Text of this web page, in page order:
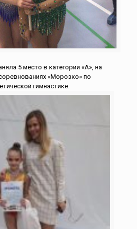
5 место в категории «А», на
«Морозко» по
гимнастике.